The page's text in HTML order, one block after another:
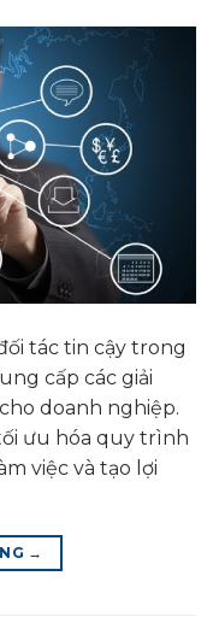
tác tin cậy trong
cấp các giải
doanh nghiệp.
ưu hóa quy trình
việc và tạo lợi
→